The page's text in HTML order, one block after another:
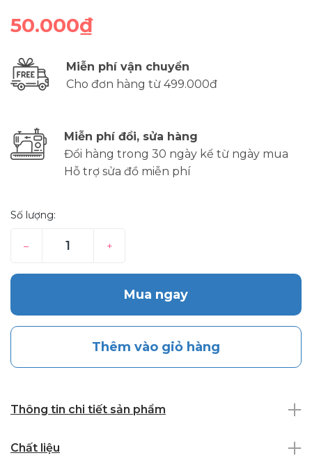
50.000₫
Miễn phí vận chuyển
Cho đơn hàng từ 499.000đ
Miễn phí đổi, sửa hàng
Đổi hàng trong 30 ngày kể từ ngày mua
Hỗ trợ sửa đồ miễn phí
Số lượng:
– +
Mua ngay
Thêm vào giỏ hàng
Thông tin chi tiết sản phẩm
Chất liệu